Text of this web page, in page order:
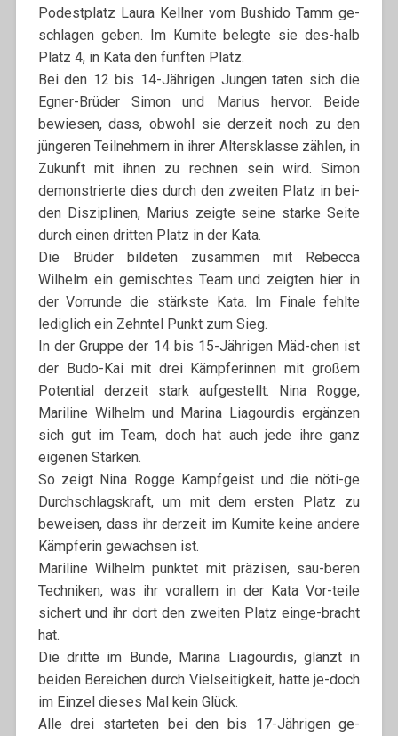
Podestplatz Laura Kellner vom Bushido Tamm ge-
schlagen geben. Im Kumite belegte sie des-halb
Platz 4, in Kata den fünften Platz.
Bei den 12 bis 14-Jährigen Jungen taten sich die
Egner-Brüder Simon und Marius hervor. Beide
bewiesen, dass, obwohl sie derzeit noch zu den
jüngeren Teilnehmern in ihrer Altersklasse zählen, in
Zukunft mit ihnen zu rechnen sein wird. Simon
demonstrierte dies durch den zweiten Platz in bei-
den Disziplinen, Marius zeigte seine starke Seite
durch einen dritten Platz in der Kata.
Die Brüder bildeten zusammen mit Rebecca
Wilhelm ein gemischtes Team und zeigten hier in
der Vorrunde die stärkste Kata. Im Finale fehlte
lediglich ein Zehntel Punkt zum Sieg.
In der Gruppe der 14 bis 15-Jährigen Mäd-chen ist
der Budo-Kai mit drei Kämpferinnen mit großem
Potential derzeit stark aufgestellt. Nina Rogge,
Mariline Wilhelm und Marina Liagourdis ergänzen
sich gut im Team, doch hat auch jede ihre ganz
eigenen Stärken.
So zeigt Nina Rogge Kampfgeist und die nöti-ge
Durchschlagskraft, um mit dem ersten Platz zu
beweisen, dass ihr derzeit im Kumite keine andere
Kämpferin gewachsen ist.
Mariline Wilhelm punktet mit präzisen, sau-beren
Techniken, was ihr vorallem in der Kata Vor-teile
sichert und ihr dort den zweiten Platz einge-bracht
hat.
Die dritte im Bunde, Marina Liagourdis, glänzt in
beiden Bereichen durch Vielseitigkeit, hatte je-doch
im Einzel dieses Mal kein Glück.
Alle drei starteten bei den bis 17-Jährigen ge-